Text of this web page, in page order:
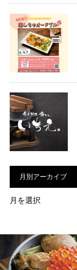
月別アーカイブ
月
カ
イ